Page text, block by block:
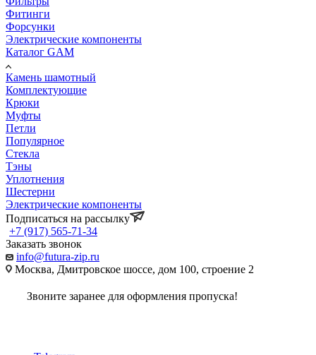
Фитинги
Форсунки
Электрические компоненты
Каталог GAM
Камень шамотный
Комплектующие
Крюки
Муфты
Петли
Популярное
Стекла
Тэны
Уплотнения
Шестерни
Электрические компоненты
Подписаться на рассылку
+7 (917) 565-71-34
Заказать звонок
info@futura-zip.ru
Москва, Дмитровское шоссе, дом 100, строение 2
Звоните заранее для оформления пропуска!